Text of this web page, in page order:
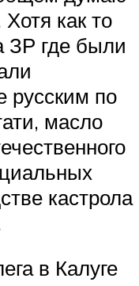
как то
ЗР где были
русским по
масло
кастрола
в Калуге